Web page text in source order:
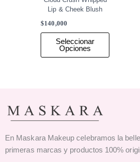
Lip & Cheek Blush
$140,000
Seleccionar
Opciones
En Maskara Makeup celebramos la
primeras marcas y productos 100%